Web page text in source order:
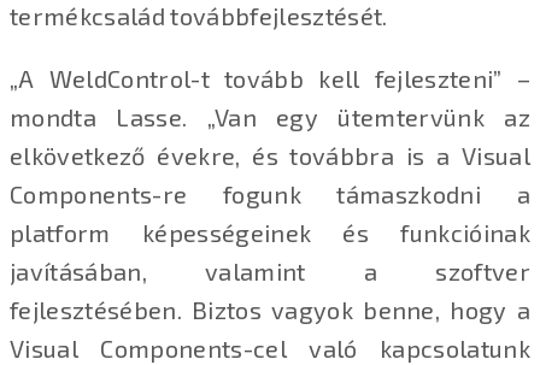
termékcsalád továbbfejlesztését.
„A WeldControl-t tovább kell fejleszteni” –
mondta Lasse. „Van egy ütemtervünk az
elkövetkező évekre, és továbbra is a Visual
Components-re fogunk támaszkodni a
platform képességeinek és funkcióinak
javításában, valamint a szoftver
fejlesztésében. Biztos vagyok benne, hogy a
Visual Components-cel való kapcsolatunk